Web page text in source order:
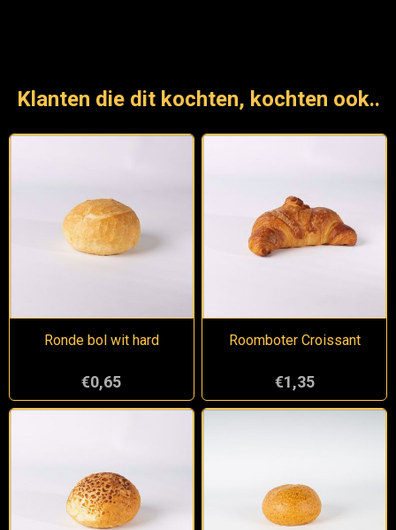
Klanten die dit kochten, kochten ook..
Ronde bol wit hard
€0,65
Roomboter Croissant
€1,35